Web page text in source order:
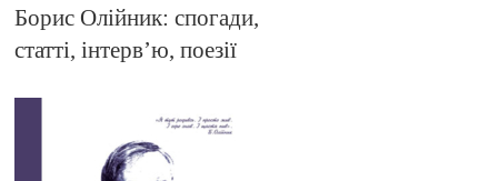
Борис Олійник: спогади,
статті, інтерв’ю, поезії